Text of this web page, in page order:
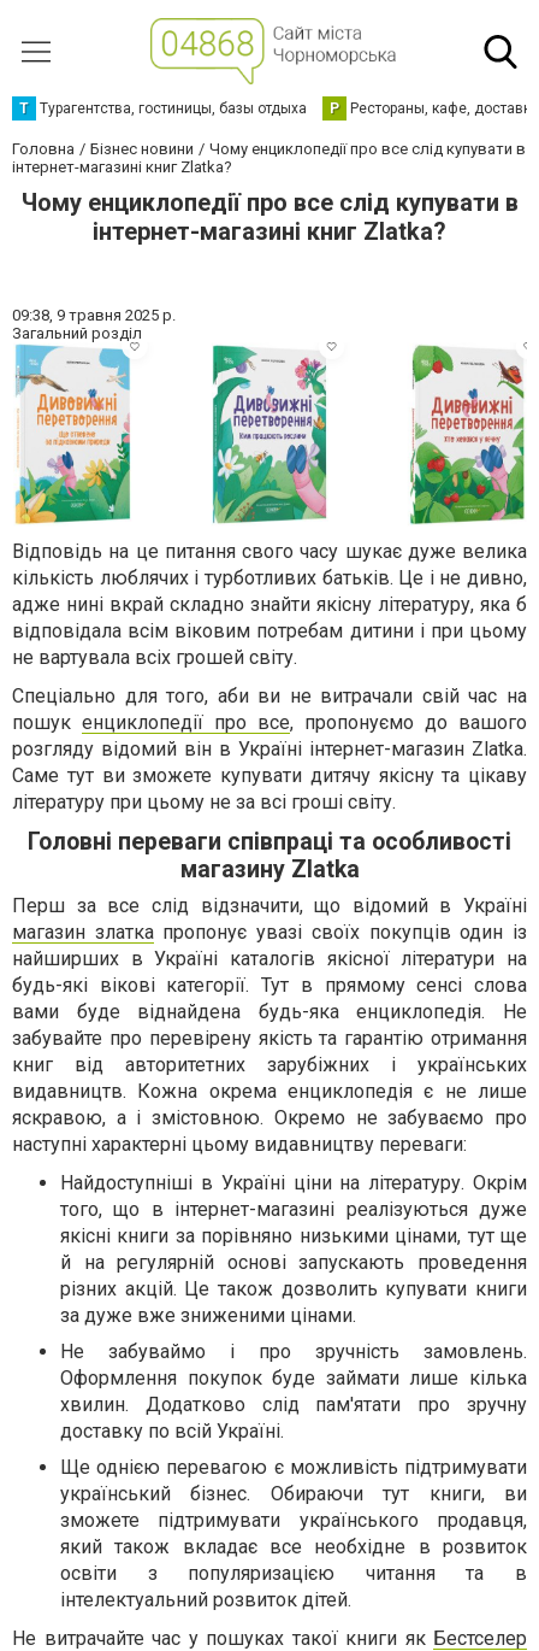
Т Турагентства, гостиницы, базы отдыха Р Рестораны, кафе,
Головна Бізнес новини
Чому енциклопедії про все слід купувати в
інтернет-магазині книг Zlatka?
Чому енциклопедії про все слід купувати в
інтернет-магазині книг Zlatka?
09:38, 9 травня 2025 р.
Загальний розділ
Відповідь на це питання свого часу шукає дуже велика
кількість люблячих і турботливих батьків. Це і не дивно,
адже нині вкрай складно знайти якісну літературу, яка б
відповідала всім віковим потребам дитини і при цьому
не вартувала всіх грошей світу.
Спеціально для того, аби ви не витрачали свій час на
пошук енциклопедії про все, пропонуємо до вашого
розгляду відомий він в Україні інтернет-магазин Zlatka.
Саме тут ви зможете купувати дитячу якісну та цікаву
літературу при цьому не за всі гроші світу.
Головні переваги співпраці та особливості
магазину Zlatka
Перш за все слід відзначити, що відомий в Україні
магазин златкапропонує увазі своїх покупців один із
найширших в Україні каталогів якісної літератури на
будь-які вікові категорії. Тут в прямому сенсі слова
вами буде віднайдена будь-яка енциклопедія. Не
забувайте про перевірену якість та гарантію отримання
книг від авторитетних зарубіжних і українських
видавництв. Кожна окрема енциклопедія є не лише
яскравою, а і змістовною. Окремо не забуваємо про
наступні характерні цьому видавництву переваги:
Найдоступніші в Україні ціни на літературу. Окрім
того, що в інтернет-магазині реалізуються дуже
якісні книги за порівняно низькими цінами, тут ще
й на регулярній основі запускають проведення
різних акцій. Це також дозволить купувати книги
за дуже вже зниженими цінами.
Не забуваймо і про зручність замовлень.
Оформлення покупок буде займати лише кілька
хвилин. Додатково слід пам'ятати про зручну
доставку по всій Україні.
Ще однією перевагою є можливість підтримувати
український бізнес. Обираючи тут книги, ви
зможете підтримувати українського продавця,
який також вкладає все необхідне в розвиток
освіти з популяризацією читання та в
інтелектуальний розвиток дітей.
Не витрачайте час у пошуках такої книги як Бестселер